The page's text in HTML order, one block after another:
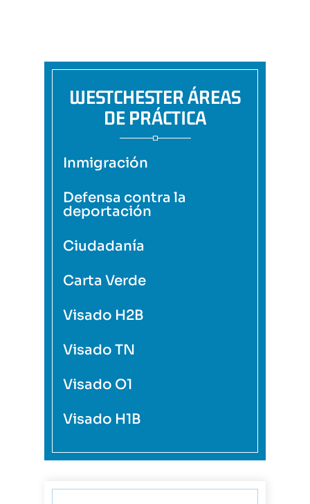
WESTCHESTER ÁREAS
DE PRÁCTICA
Inmigración
Defensa contra la
deportación
Ciudadanía
Carta Verde
Visado H2B
Visado TN
Visado O1
Visado H1B